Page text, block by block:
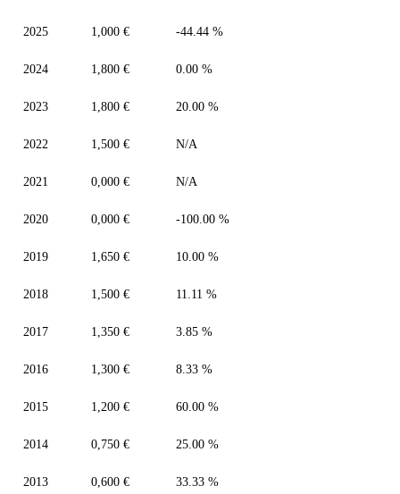
2025 1,000 € -44.44 %
2024 1,800 € 0.00 %
2023 1,800 € 20.00 %
2022 1,500 € N/A
2021 0,000 € N/A
2020 0,000 € -100.00 %
2019 1,650 € 10.00 %
2018 1,500 € 11.11 %
2017 1,350 € 3.85 %
2016 1,300 € 8.33 %
2015 1,200 € 60.00 %
2014 0,750 € 25.00 %
2013 0,600 € 33.33 %